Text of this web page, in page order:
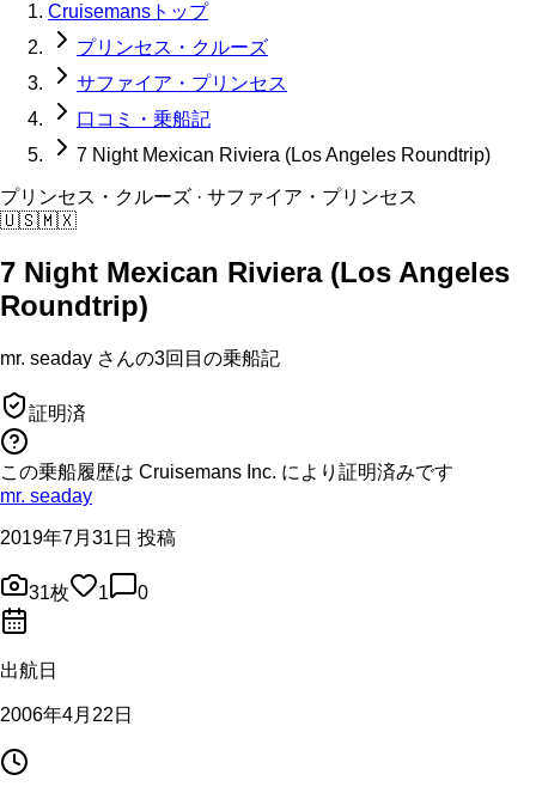
Cruisemansトップ
プリンセス・クルーズ
サファイア・プリンセス
口コミ・乗船記
7 Night Mexican Riviera (Los Angeles Roundtrip)
プリンセス・クルーズ · サファイア・プリンセス
🇺🇸🇲🇽
7 Night Mexican Riviera (Los Angeles
Roundtrip)
mr. seaday さんの3回目の乗船記
証明済
この乗船履歴は Cruisemans Inc. により証明済みです
mr. seaday
2019年7月31日 投稿
31枚 1 0
出航日
2006年4月22日